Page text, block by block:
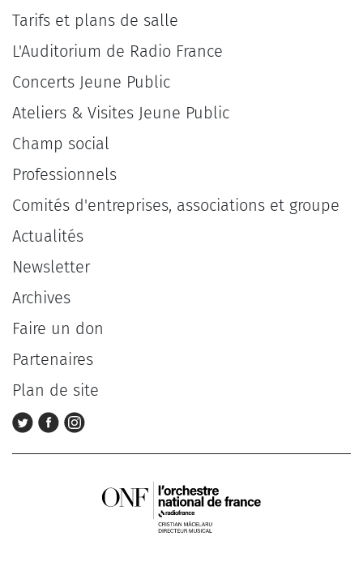
Tarifs et plans de salle
L'Auditorium de Radio France
Concerts Jeune Public
Ateliers & Visites Jeune Public
Champ social
Professionnels
Comités d'entreprises, associations et groupe
Actualités
Newsletter
Archives
Faire un don
Partenaires
Plan de site